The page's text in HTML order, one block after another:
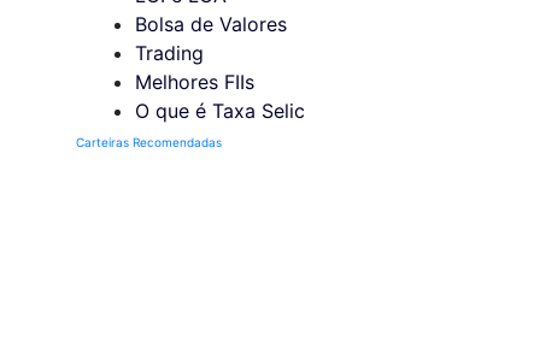
Bolsa de Valores
Trading
Melhores FIIs
O que é Taxa Selic
Carteiras Recomendadas